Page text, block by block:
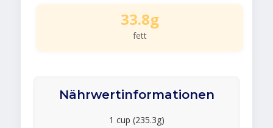
33.8g
fett
Nährwertinformationen
1 cup (235.3g)